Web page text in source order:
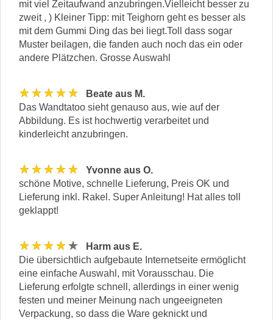
mit viel Zeitaufwand anzubringen.Vielleicht besser zu
zweit , ) Kleiner Tipp: mit Teighorn geht es besser als
mit dem Gummi Ding das bei liegt.Toll dass sogar
Muster beilagen, die fanden auch noch das ein oder
andere Plätzchen. Grosse Auswahl
★★★★★
Beate aus M.
Das Wandtatoo sieht genauso aus, wie auf der
Abbildung. Es ist hochwertig verarbeitet und
kinderleicht anzubringen.
★★★★★
Yvonne aus O.
schöne Motive, schnelle Lieferung, Preis OK und
Lieferung inkl. Rakel. Super Anleitung! Hat alles toll
geklappt!
★★★★★
Harm aus E.
Die übersichtlich aufgebaute Internetseite ermöglicht
eine einfache Auswahl, mit Vorausschau. Die
Lieferung erfolgte schnell, allerdings in einer wenig
festen und meiner Meinung nach ungeeigneten
Verpackung, so dass die Ware geknickt und